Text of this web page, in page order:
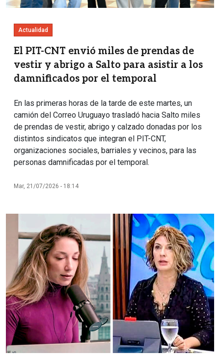
Actualidad
El PIT-CNT envió miles de prendas de
vestir y abrigo a Salto para asistir a los
damnificados por el temporal
En las primeras horas de la tarde de este martes, un
camión del Correo Uruguayo trasladó hacia Salto miles
de prendas de vestir, abrigo y calzado donadas por los
distintos sindicatos que integran el PIT-CNT,
organizaciones sociales, barriales y vecinos, para las
personas damnificadas por el temporal.
Mar, 21/07/2026 - 18:14